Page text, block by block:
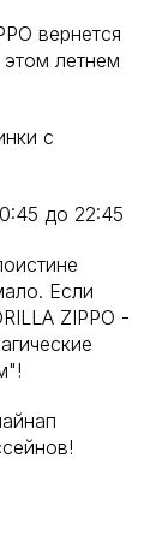
вернется
летнем
с
до 22:45
Если
ZIPPO -